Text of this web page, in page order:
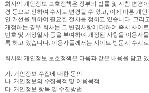
회사의 개인정보 보호정책은 정부의 법률 및 지침 변경
경 등으로 인하여 수시로 변경될 수 있고, 이에 따른 개
인 개선을 위하여 필요한 절차를 정하고 있습니다. 그리
개정하는 경우 회사는 그 변경사항에 대하여 즉시 사이
번호 및 개정일자 등을 부여하여 개정된 사항을 이용자
록 하고 있습니다. 이용자들께서는 사이트 방문시 수시
회사의 개인정보 보호정책은 다음과 같은 내용을 담고
가. 개인정보 수집에 대한 동의
나. 개인정보의 수집목적 및 이용목적
다. 개인정보 항목 및 수집방법